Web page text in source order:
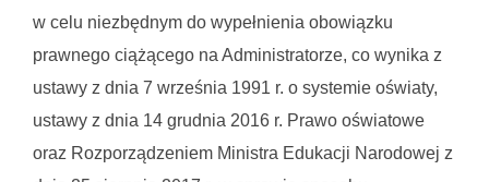
w celu niezbędnym do wypełnienia obowiązku
prawnego ciążącego na Administratorze, co wynika z
ustawy z dnia 7 września 1991 r. o systemie oświaty,
ustawy z dnia 14 grudnia 2016 r. Prawo oświatowe
oraz Rozporządzeniem Ministra Edukacji Narodowej z